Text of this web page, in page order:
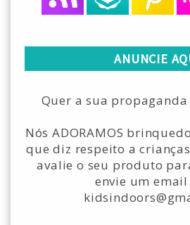
ANUNCIE
Quer a sua
Nós ADORAMOS
que diz respeito a
avalie o seu produto
envie um